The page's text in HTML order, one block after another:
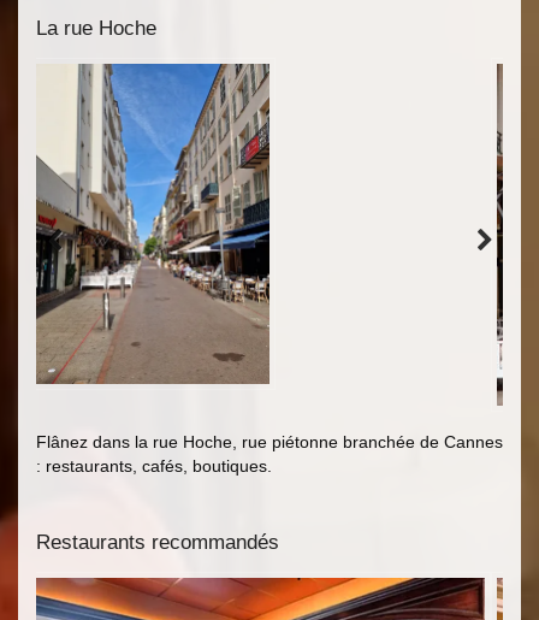
La rue Hoche
Flânez dans la rue Hoche, rue piétonne branchée de Cannes
: restaurants, cafés, boutiques.
Restaurants recommandés